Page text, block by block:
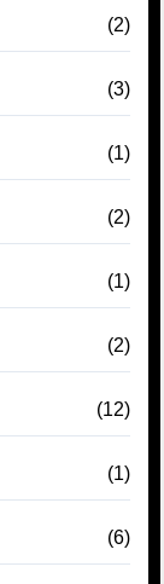
(2)
(3)
(1)
(2)
(1)
(2)
(12)
(1)
(6)